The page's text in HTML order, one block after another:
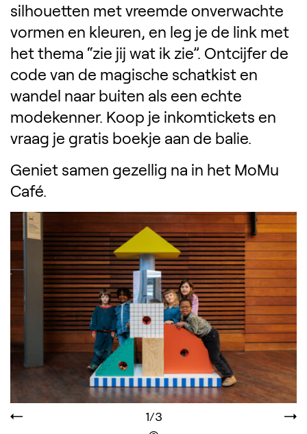
silhouetten met vreemde onverwachte
vormen en kleuren, en leg je de link met
het thema “zie jij wat ik zie”. Ontcijfer de
code van de magische schatkist en
wandel naar buiten als een echte
modekenner. Koop je inkomtickets en
vraag je gratis boekje aan de balie.
Geniet samen gezellig na in het MoMu
Café.
1/3